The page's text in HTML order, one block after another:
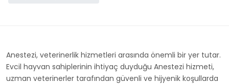
Anestezi, veterinerlik hizmetleri arasında önemli bir yer tutar.
Evcil hayvan sahiplerinin ihtiyaç duyduğu Anestezi hizmeti,
uzman veterinerler tarafından güvenli ve hijyenik koşullarda